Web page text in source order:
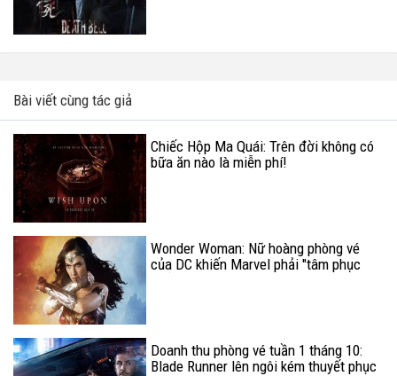
Bài viết cùng tác giả
Chiếc Hộp Ma Quái: Trên đời không có
bữa ăn nào là miễn phí!
Wonder Woman: Nữ hoàng phòng vé
của DC khiến Marvel phải "tâm phục
Doanh thu phòng vé tuần 1 tháng 10:
Blade Runner lên ngôi kém thuyết phục